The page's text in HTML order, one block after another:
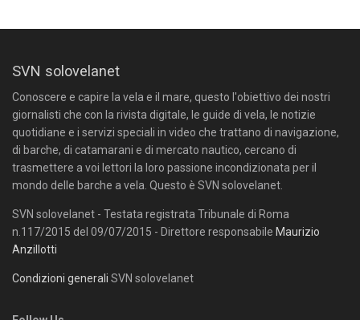
SVN solovelanet
Conoscere e capire la vela e il mare, questo l'obiettivo dei nostri
giornalisti che con la rivista digitale, le guide di vela, le notizie
quotidiane e i servizi speciali in video che trattano di navigazione,
di barche, di catamarani e di mercato nautico, cercano di
trasmettere a voi lettori la loro passione incondizionata per il
mondo delle barche a vela. Questo è SVN solovelanet.
SVN solovelanet - Testata registrata Tribunale di Roma
n.117/2015 del 09/07/2015 - Direttore responsabile Maurizio
Anzillotti
Condizioni generali SVN solovelanet